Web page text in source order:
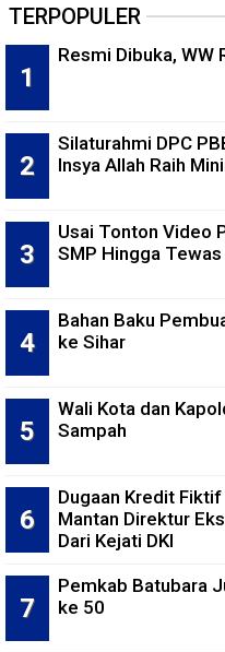
TERPOPULER
Resmi Dibuka, WW
Silaturahmi DPC
Insya Allah Raih
Usai Tonton Video
SMP Hingga Tewas
Bahan Baku
ke Sihar
Wali Kota dan
Sampah
Dugaan Kredit
Mantan Direktur
Dari Kejati DKI
Pemkab Batubara
ke 50